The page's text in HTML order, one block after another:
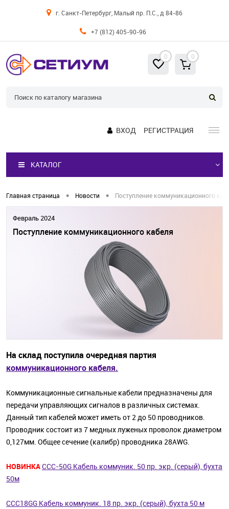
г. Санкт-Петербург, Малый пр. П.С., д 84-86
+7 (812) 405-90-96
0 0
ВХОД РЕГИСТРАЦИЯ
КАТАЛОГ
Главная страница • Новости • Поступление коммуникационного
Февраль 2024
Поступление коммуникационного кабеля
На склад поступила очередная партия
коммуникационного кабеля.
Коммуникационные сигнальные кабели предназначены для
передачи управляющих сигналов в различных системах.
Данный тип кабелей может иметь от 2 до 50 проводников.
Проводник состоит из 7 медных луженых проволок диаметром
0,127мм. Общее сечение (калибр) проводника 28AWG.
НОВИНКАCCC-50G Кабель коммуник. 50 пр. экр. (серый), бухта
50м
CCC18GG Кабель коммуник. 18 пр. экр. (серый), бухта 50 м